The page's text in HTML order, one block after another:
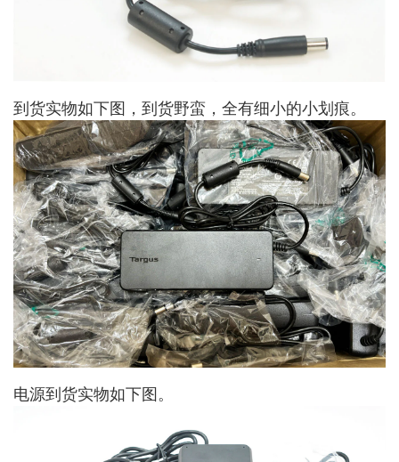
到货实物如下图，到货野蛮，全有细小的小划痕。
电源到货实物如下图。